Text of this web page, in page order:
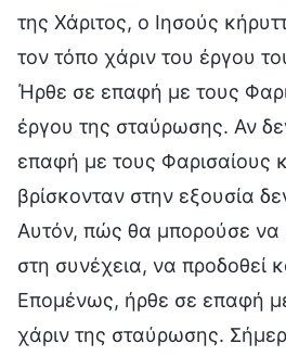
της Χάριτος, ο Ιησούς
τον τόπο χάριν του έργου
Ήρθε σε επαφή με τους
έργου της σταύρωσης. Αν
επαφή με τους Φαρισαίους
βρίσκονταν στην εξουσία
Αυτόν, πώς θα μπορούσε να
στη συνέχεια, να προδοθεί
Επομένως, ήρθε σε επαφή
χάριν της σταύρωσης.